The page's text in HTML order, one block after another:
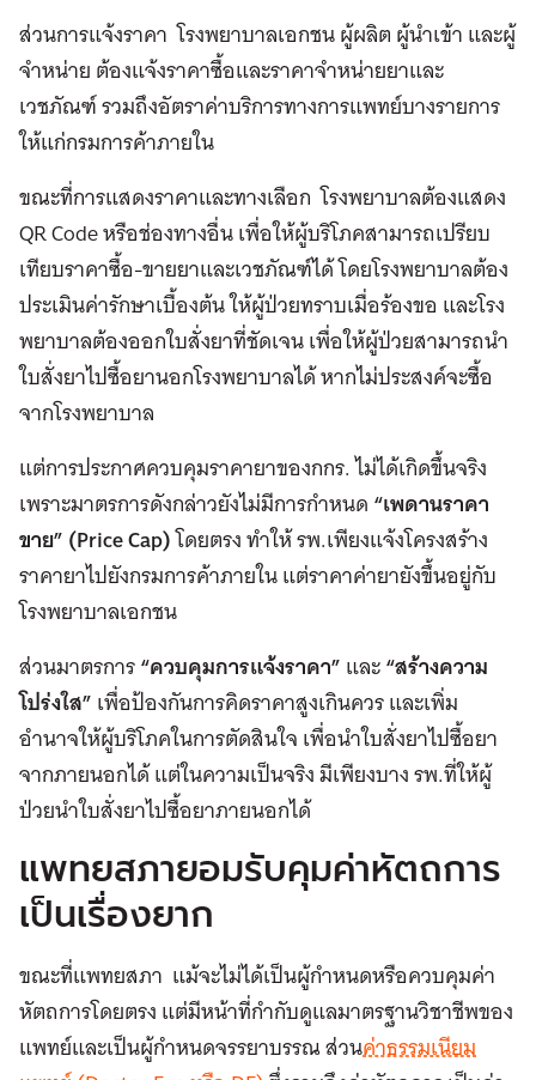
ส่วนการแจ้งราคา โรงพยาบาลเอกชน ผู้ผลิต ผู้นำเข้า และผู้
จำหน่าย ต้องแจ้งราคาซื้อและราคาจำหน่ายยาและ
เวชภัณฑ์ รวมถึงอัตราค่าบริการทางการแพทย์บางรายการ
ให้แก่กรมการค้าภายใน
ขณะที่การแสดงราคาและทางเลือก โรงพยาบาลต้องแสดง
QR Code หรือช่องทางอื่น เพื่อให้ผู้บริโภคสามารถเปรียบ
เทียบราคาซื้อ-ขายยาและเวชภัณฑ์ได้ โดยโรงพยาบาลต้อง
ประเมินค่ารักษาเบื้องต้น ให้ผู้ป่วยทราบเมื่อร้องขอ และโรง
พยาบาลต้องออกใบสั่งยาที่ชัดเจน เพื่อให้ผู้ป่วยสามารถนำ
ใบสั่งยาไปซื้อยานอกโรงพยาบาลได้ หากไม่ประสงค์จะซื้อ
จากโรงพยาบาล
แต่การประกาศควบคุมราคายาของกกร. ไม่ได้เกิดขึ้นจริง
เพราะมาตรการดังกล่าวยังไม่มีการกำหนด“เพดานราคา
ขาย” (Price Cap)โดยตรง ทำให้ รพ.เพียงแจ้งโครงสร้าง
ราคายาไปยังกรมการค้าภายใน แต่ราคาค่ายายังขึ้นอยู่กับ
โรงพยาบาลเอกชน
ส่วนมาตรการ“ควบคุมการแจ้งราคา”และ“สร้างความ
โปร่งใส”เพื่อป้องกันการคิดราคาสูงเกินควร และเพิ่ม
อำนาจให้ผู้บริโภคในการตัดสินใจ เพื่อนำใบสั่งยาไปซื้อยา
จากภายนอกได้ แต่ในความเป็นจริง มีเพียงบาง รพ.ที่ให้ผู้
ป่วยนำใบสั่งยาไปซื้อยาภายนอกได้
แพทยสภายอมรับคุมค่าหัตถการ
เป็นเรื่องยาก
ขณะที่แพทยสภา แม้จะไม่ได้เป็นผู้กำหนดหรือควบคุมค่า
หัตถการโดยตรง แต่มีหน้าที่กำกับดูแลมาตรฐานวิชาชีพของ
แพทย์และเป็นผู้กำหนดจรรยาบรรณ ส่วนค่าธรรมเนียม